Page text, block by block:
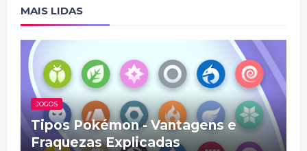
MAIS LIDAS
JOGOS
Tipos Pokémon - Vantagens e
Fraquezas Explicadas